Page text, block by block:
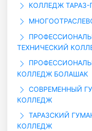
КОЛЛЕДЖ ТАРАЗ-
ТЕХНИЧЕСКИЙ
КОЛЛЕДЖ БОЛАШАК
СОВРЕМЕННЫЙ
КОЛЛЕДЖ
ТАРАЗСКИЙ
КОЛЛЕДЖ